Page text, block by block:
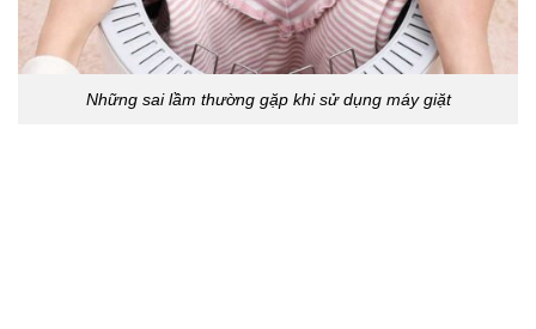
Những sai lầm thường gặp khi sử dụng máy giặt